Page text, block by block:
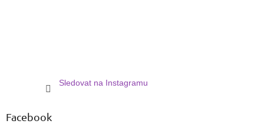
Sledovat na Instagramu
Facebook